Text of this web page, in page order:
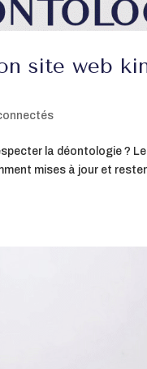
site web
la déontologie ?
mises à jour et